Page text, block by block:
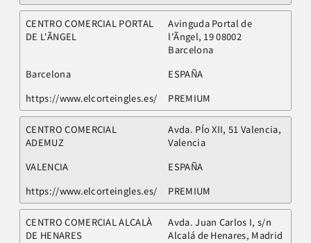
CENTRO COMERCIAL PORTAL
DE L'ÃNGEL
Avinguda Portal de
l'Ãngel, 19 08002
Barcelona
Barcelona
ESPAÑA
https://www.elcorteingles.es/
PREMIUM
CENTRO COMERCIAL
ADEMUZ
Avda. PÍo XII, 51 Valencia,
Valencia
VALENCIA
ESPAÑA
https://www.elcorteingles.es/
PREMIUM
CENTRO COMERCIAL ALCALÀ
DE HENARES
Avda. Juan Carlos I, s/n
Alcalá de Henares, Madrid